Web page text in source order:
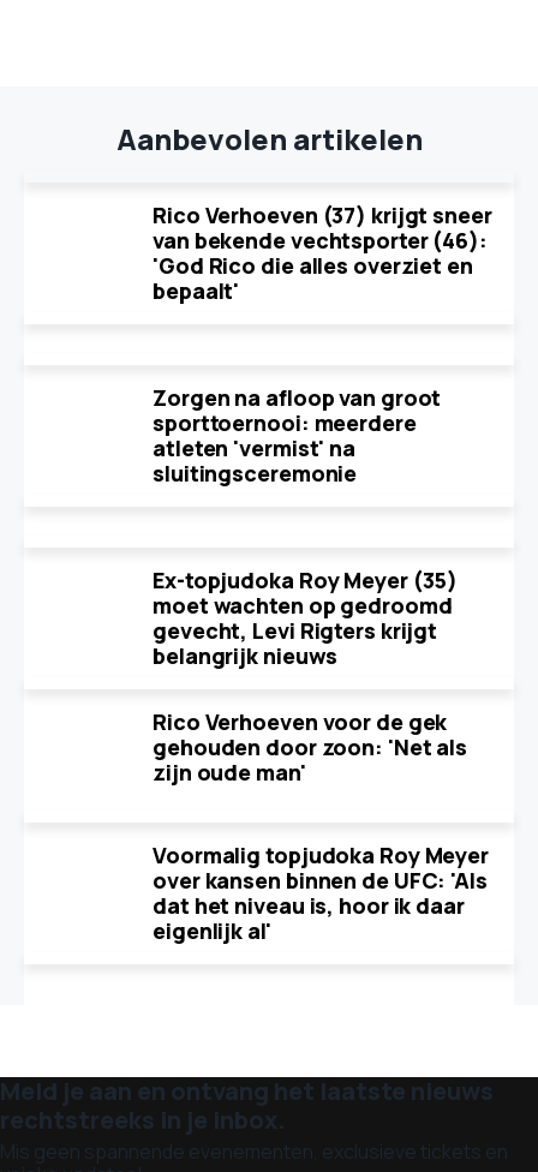
Aanbevolen artikelen
Rico Verhoeven (37) krijgt sneer
van bekende vechtsporter (46):
'God Rico die alles overziet en
bepaalt'
Zorgen na afloop van groot
sporttoernooi: meerdere
atleten 'vermist' na
sluitingsceremonie
Ex-topjudoka Roy Meyer (35)
moet wachten op gedroomd
gevecht, Levi Rigters krijgt
belangrijk nieuws
Rico Verhoeven voor de gek
gehouden door zoon: 'Net als
zijn oude man'
Voormalig topjudoka Roy Meyer
over kansen binnen de UFC: 'Als
dat het niveau is, hoor ik daar
eigenlijk al'
Meld je aan en ontvang het laatste nieuws
rechtstreeks in je inbox.
Mis geen spannende evenementen, exclusieve tickets en